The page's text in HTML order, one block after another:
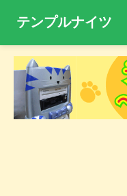
テンプルナイツ